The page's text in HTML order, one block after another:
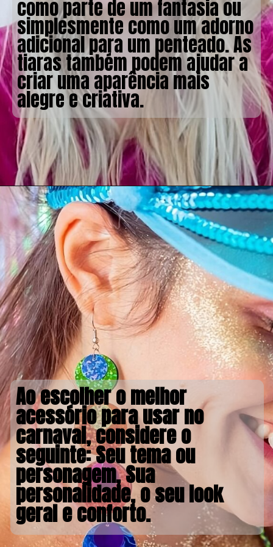
como parte de um fantasia ou
simplesmente como um adorno
adicional para um penteado. As
tiaras também podem ajudar a
criar uma aparência mais
alegre e criativa.
Ao escolher o melhor
acessório para usar no
carnaval, considere o
seguinte: Seu tema ou
personagem, Sua
personalidade, o seu look
geral e conforto.